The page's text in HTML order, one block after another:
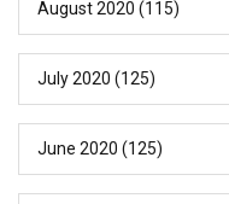
August 2020 (115)
July 2020 (125)
June 2020 (125)